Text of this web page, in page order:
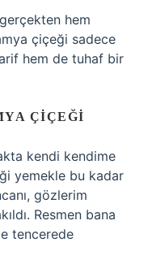
hem
çiçeği sadece
hem de tuhaf bir
ÇIÇEĞI
kendi kendime
yemekle bu kadar
gözlerim
Resmen bana
tencerede